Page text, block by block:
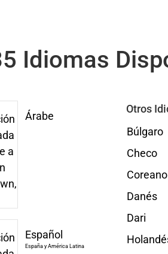
Idiomas
Árabe
Español
España y América Latina
Otros
Búlgaro
Checo
Coreano
Danés
Dari